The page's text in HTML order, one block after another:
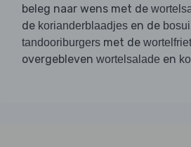
beleg naar wens met de
de korianderblaadjes en de bosui
tandooriburgers met de
overgebleven wortelsalade en